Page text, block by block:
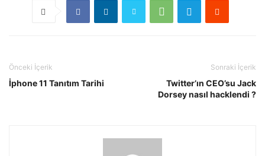
Önceki İçerik
İphone 11 Tanıtım Tarihi
Sonraki İçerik
Twitter’ın CEO’su Jack
Dorsey nasıl hacklendi ?